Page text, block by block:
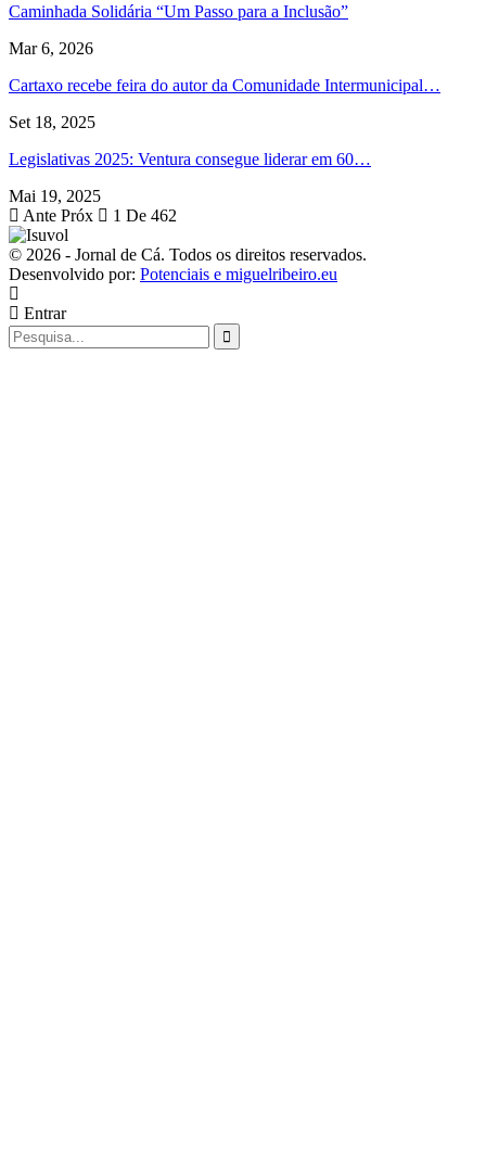
Caminhada Solidária “Um Passo para a Inclusão”
Mar 6, 2026
Cartaxo recebe feira do autor da Comunidade Intermunicipal…
Set 18, 2025
Legislativas 2025: Ventura consegue liderar em 60…
Mai 19, 2025
Ante Próx 1 De 462
© 2026 - Jornal de Cá. Todos os direitos reservados.
Desenvolvido por: Potenciais e miguelribeiro.eu
Entrar